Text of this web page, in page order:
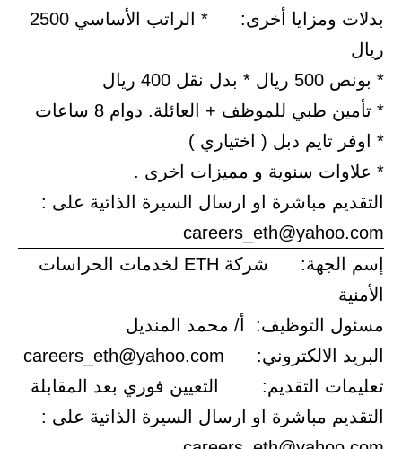
بدلات ومزايا أخرى: * الراتب الأساسي 2500
ريال
* بونص 500 ريال * بدل نقل 400 ريال
* تأمين طبي للموظف + العائلة. دوام 8 ساعات
* اوفر تايم دبل ( اختياري )
* علاوات سنوية و مميزات اخرى .
التقديم مباشرة او ارسال السيرة الذاتية على :
careers_eth@yahoo.com
إسم الجهة: شركة ETH لخدمات الحراسات
الأمنية
مسئول التوظيف: أ/ محمد المنديل
البريد الالكتروني: careers_eth@yahoo.com
تعليمات التقديم: التعيين فوري بعد المقابلة
التقديم مباشرة او ارسال السيرة الذاتية على :